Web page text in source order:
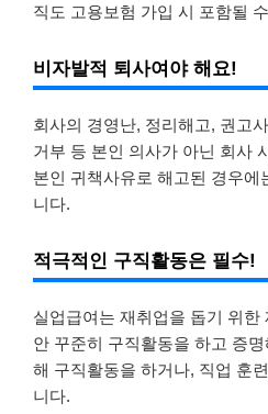
직도 고용보험 가입 시 포함될
비자발적 퇴사여야 해요!
회사의 경영난, 정리해고, 권고
거부 등 본인 의사가 아닌 회사
본인 귀책사유로 해고된 경우에
니다.
적극적인 구직활동은 필수!
실업급여는 재취업을 돕기 위한
안 꾸준히 구직활동을 하고 증
해 구직활동을 하거나, 직업 훈
니다.